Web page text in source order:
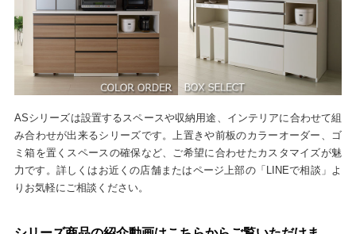
ASシリーズは設置するスペースや収納用途、インテリアに合わせて組
み合わせが出来るシリーズです。上置きや前板のカラーオーダー、ゴ
ミ箱を置くスペースの確保など、ご希望に合わせたカスタマイズが魅
力です。詳しくはお近くの店舗またはページ上部の「LINEで相談」よ
りお気軽にご相談ください。